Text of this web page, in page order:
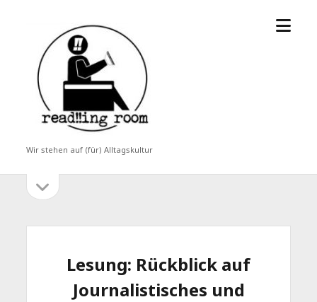
read!!ing
room
Wir stehen auf (für) Alltagskultur
Menü
Seitenleiste
öffnen
Lesung: Rückblick auf
Journalistisches und